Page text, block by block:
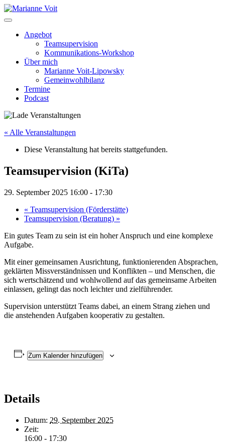
Skip
to
Angebot
Teamsupervision
Kommunikations-Workshop
Über mich
Marianne Voit-Lipowsky
Gemeinwohlbilanz
Termine
Podcast
« Alle Veranstaltungen
Diese Veranstaltung hat bereits stattgefunden.
Teamsupervision (KiTa)
29. September 2025 16:00 - 17:30
« Teamsupervision (Förderstätte)
Teamsupervision (Beratung) »
Ein gutes Team zu sein ist ein hoher Anspruch und eine komplexe
Aufgabe.
Mit einer gemeinsamen Ausrichtung, funktionierenden Absprachen,
geklärten Missverständnissen und Konflikten – und Menschen, die
sich wertschätzend und wohlwollend auf das gemeinsame Arbeiten
einlassen, gelingt das noch leichter und zielführender.
Supervision unterstützt Teams dabei, an einem Strang ziehen und
die anstehenden Aufgaben kooperativ zu gestalten.
Zum Kalender hinzufügen
Details
Datum: 29. September 2025
Zeit:
16:00 - 17:30